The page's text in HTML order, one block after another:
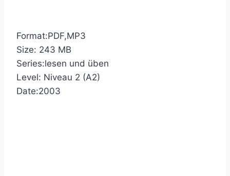
Format:PDF,MP3
Size: 243 MB
Series:lesen und üben
Level: Niveau 2 (A2)
Date:2003